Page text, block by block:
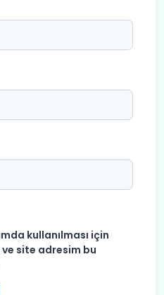
kullanılması için
site adresim bu